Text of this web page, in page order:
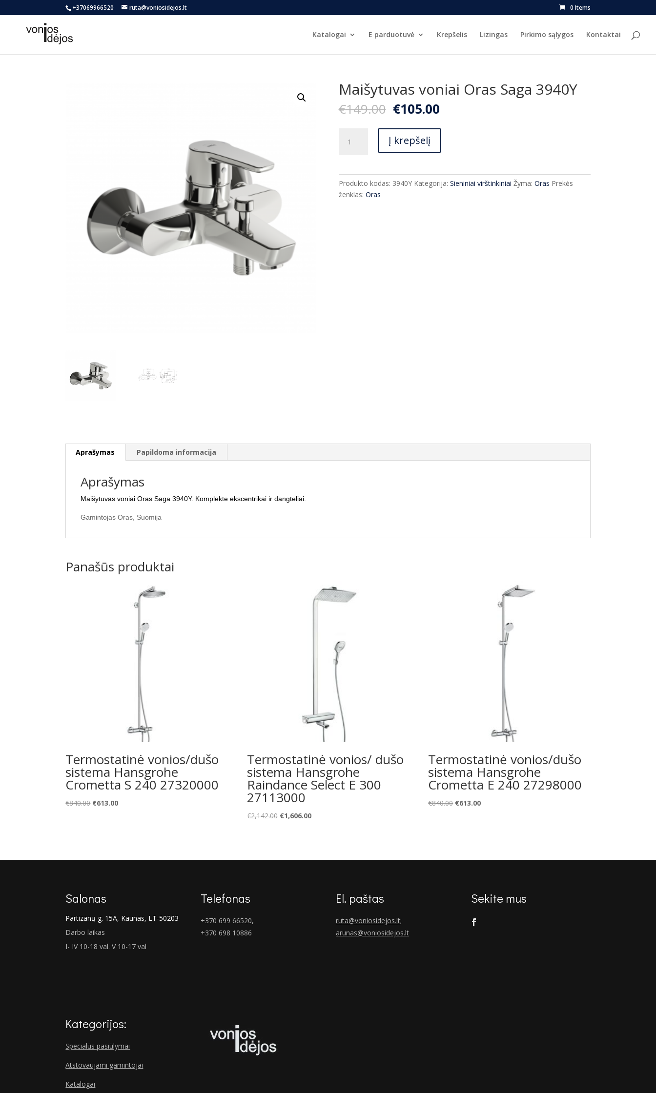
+37069966520 ruta@voniosidejos.lt 0 Items
Katalogai E parduotuvė Krepšelis Lizingas Pirkimo sąlygos Kontaktai
Maišytuvas voniai Oras Saga 3940Y
€149.00 Original
price
was:
€149.00.
€105.00Current
is:
kiekis:
Oras
Saga
Į krepšelį
Produkto kodas: 3940Y Kategorija: Sieniniai virštinkiniai Žyma: Oras Prekės
ženklas: Oras
Aprašymas Papildoma informacija
Aprašymas
Maišytuvas voniai Oras Saga 3940Y. Komplekte ekscentrikai ir dangteliai.
Gamintojas Oras, Suomija
Panašūs produktai
Termostatinė vonios/dušo
sistema Hansgrohe
Crometta S 240 27320000
€840.00 Original
€613.00Current
Termostatinė vonios/ dušo
sistema Hansgrohe
Raindance Select E 300
27113000
€2,142.00 Original
€1,606.00Current
Termostatinė vonios/dušo
sistema Hansgrohe
Crometta E 240 27298000
€840.00 Original
€613.00Current
Salonas
Partizanų g. 15A, Kaunas, LT-50203
Darbo laikas
I- IV 10-18 val. V 10-17 val
Telefonas
+370 699 66520,
+370 698 10886
El. paštas
ruta@voniosidejos.lt;
arunas@voniosidejos.lt
Sekite mus
Kategorijos:
Specialūs pasiūlymai
Atstovaujami gamintojai
Katalogai